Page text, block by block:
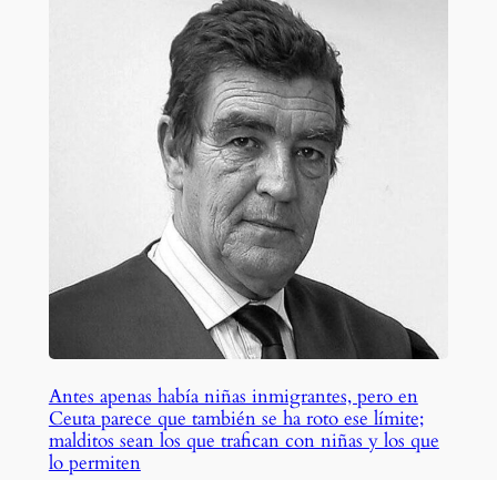
Antes apenas había niñas inmigrantes, pero en
Ceuta parece que también se ha roto ese límite;
malditos sean los que trafican con niñas y los que
lo permiten